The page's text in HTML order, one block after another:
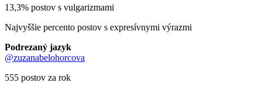
13,3% postov s vulgarizmami
Najvyššie percento postov s expresívnymi výrazmi
Podrezaný jazyk
@zuzanabelohorcova
555 postov za rok